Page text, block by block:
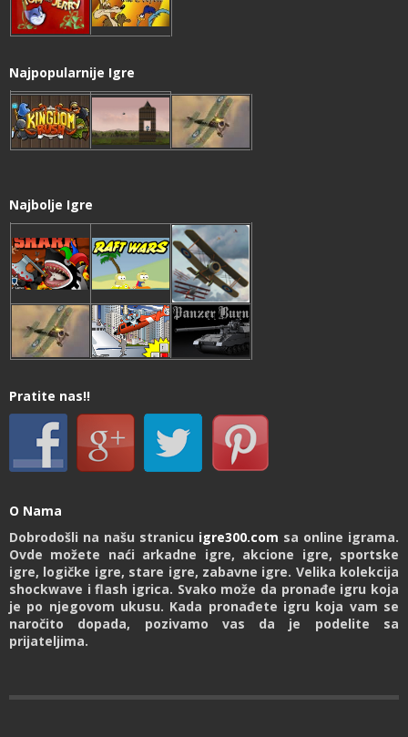
Najpopularnije Igre
Najbolje Igre
Pratite nas!!
O Nama
Dobrodošli na našu stranicu igre300.com sa online igrama.
Ovde možete naći arkadne igre, akcione igre, sportske
igre, logičke igre, stare igre, zabavne igre. Velika kolekcija
shockwave i flash igrica. Svako može da pronađe igru koja
je po njegovom ukusu. Kada pronađete igru koja vam se
naročito dopada, pozivamo vas da je podelite sa
prijateljima.